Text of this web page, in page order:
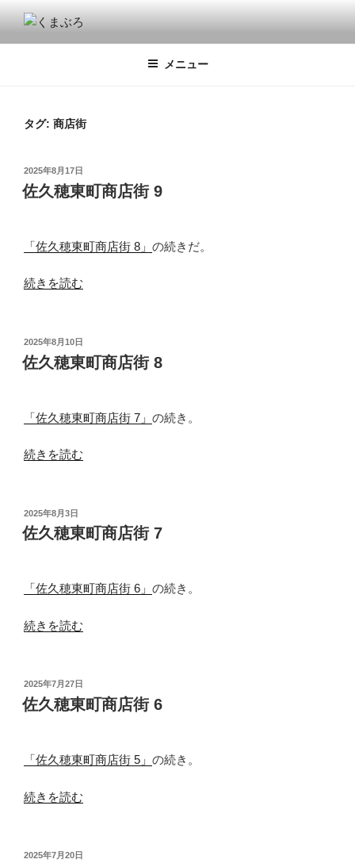
テ
くまぶろ
メニュー
タグ: 商店街
投
稿
日:
2025年8月17日
佐久穂東町商店街 9
「佐久穂東町商店街 8」 の続きだ。
“佐
東
町
街
の
続きを読む
投
稿
日:
2025年8月10日
佐久穂東町商店街 8
「佐久穂東町商店街 7」 の続き。
“佐
東
町
街
の
続きを読む
投
稿
日:
2025年8月3日
佐久穂東町商店街 7
「佐久穂東町商店街 6」 の続き。
“佐
東
町
街
の
続きを読む
投
稿
日:
2025年7月27日
佐久穂東町商店街 6
「佐久穂東町商店街 5」 の続き。
“佐
東
続きを読む
投
2025年7月20日